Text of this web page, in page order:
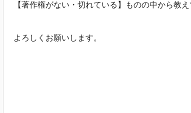
【著作権がない・切れている】ものの中から教
よろしくお願いします。